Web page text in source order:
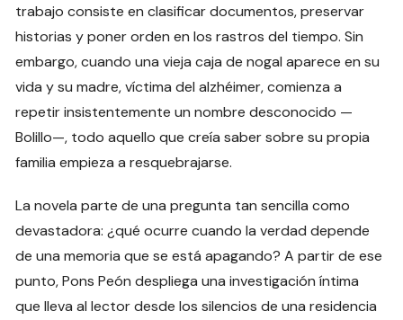
trabajo consiste en clasificar documentos, preservar
historias y poner orden en los rastros del tiempo. Sin
embargo, cuando una vieja caja de nogal aparece en su
vida y su madre, víctima del alzhéimer, comienza a
repetir insistentemente un nombre desconocido —
Bolillo—, todo aquello que creía saber sobre su propia
familia empieza a resquebrajarse.
La novela parte de una pregunta tan sencilla como
devastadora: ¿qué ocurre cuando la verdad depende
de una memoria que se está apagando? A partir de ese
punto, Pons Peón despliega una investigación íntima
que lleva al lector desde los silencios de una residencia